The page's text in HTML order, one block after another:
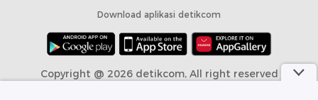
Download aplikasi detikcom
Copyright @ 2026 detikcom, All right reserved